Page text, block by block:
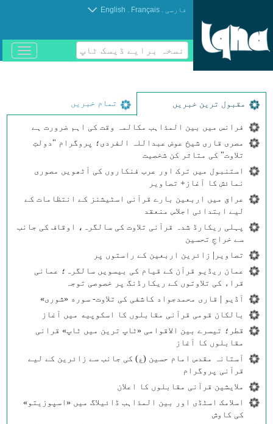
فارسی .
Français
.
English
نسخہ برایے ڈیسک ٹاپ
باز
و
مقبول ترین خبریں تمام خبریں
فرانس میں بین المذاہب مکالمہ وقت کی اہم ضرورت ہے
مصری قاری شیخ عوض عبداللہ الفردی؛ پروگرام "دولتِ
تلاوت" کی متاثر کن شخصیت
استنبول میں ترک اور عرب فنکاروں کی آٹھویں مصوری
نمائش کا آغاز+ تصاویر
عراق میں اربعین بارے قرآنی اسٹیشنز کے انتظامات کے
لیے ابتدائی اجلاس منعقد
پہلی ریکارڈ شدہ قرآنی تلاوت کی سالگرہ، اوقاف کی جانب
سے خراجِ تحسین
تصاویر| زائرین اربعین کے راستوں پر
عمان ریڈیو قرآن کے قیام کی بیسویں سالگرہ؛ عمانی
قراء کی تلاوتوں کے ریکارڈنگ پر خصوصی توجہ
آڈیو | قاری محمدجواد کاشفی کی تلاوت- سوره‌‌ «شوری»
بالکان قومی قرآنی مقابلوں کا اسکوپیه میں آغاز
قطر؛ تیسرے بین الاقوامی «ٹاپ ترین میں ٹاپ» قرانی
مقابلوں کا آغاز
آستانہ مقدس امام حسین (ع) کی جانب سے زائرین کے لیے
قرآنی پروگرام
ملایشین قرآنی مقابلوں کا اعلان
اسلامک اسٹڈی اور بین المذاہب ڈائیلاگ میں «اسپوزیتو»
کی کاوش